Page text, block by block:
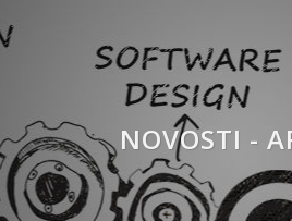
NOVOSTI -